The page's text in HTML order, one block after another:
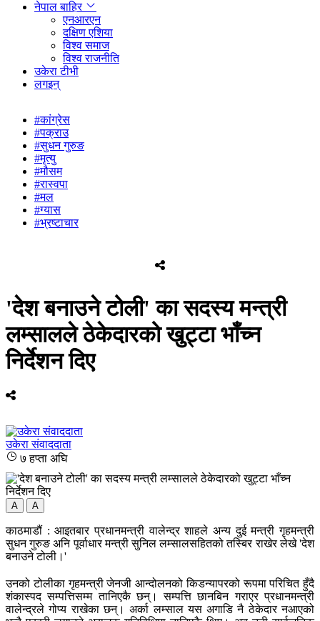
नेपाल बाहिर
एनआरएन
दक्षिण एशिया
विश्व समाज
विश्व राजनीति
उकेरा टीभी
लगइन्
#कांग्रेस
#पक्राउ
#सुधन गुरुङ
#मृत्यु
#मौसम
#रास्वपा
#मल
#ग्यास
#भ्रष्टाचार
'देश बनाउने टोली' का सदस्य मन्त्री
लम्सालले ठेकेदारको खुट्टा भाँच्न
निर्देशन दिए
उकेरा संवाददाता
७ हप्ता अघि
A A
काठमाडौं : आइतबार प्रधानमन्त्री वालेन्द्र शाहले अन्य दुई मन्त्री गृहमन्त्री
सुधन गुरुङ अनि पूर्वाधार मन्त्री सुनिल लम्सालसहितको तस्बिर राखेर लेखे 'देश
बनाउने टोली।'
उनको टोलीका गृहमन्त्री जेनजी आन्दोलनको किडन्यापरको रूपमा परिचित हुँदै
शंकास्पद सम्पत्तिसम्म तानिएकै छन्। सम्पत्ति छानबिन गराएर प्रधानमन्त्री
वालेन्द्रले गोप्य राखेका छन्। अर्का लम्साल यस अगाडि नै ठेकेदार नआएको